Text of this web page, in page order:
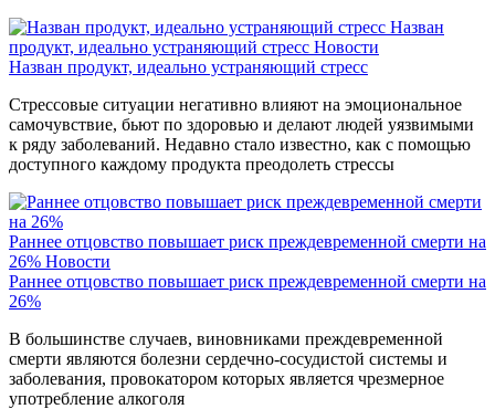
Назван
продукт, идеально устраняющий стресс Новости
Назван продукт, идеально устраняющий стресс
Стрессовые ситуации негативно влияют на эмоциональное
самочувствие, бьют по здоровью и делают людей уязвимыми
к ряду заболеваний. Недавно стало известно, как с помощью
доступного каждому продукта преодолеть стрессы
Раннее отцовство повышает риск преждевременной смерти на
26% Новости
Раннее отцовство повышает риск преждевременной смерти на
26%
В большинстве случаев, виновниками преждевременной
смерти являются болезни сердечно-сосудистой системы и
заболевания, провокатором которых является чрезмерное
употребление алкоголя